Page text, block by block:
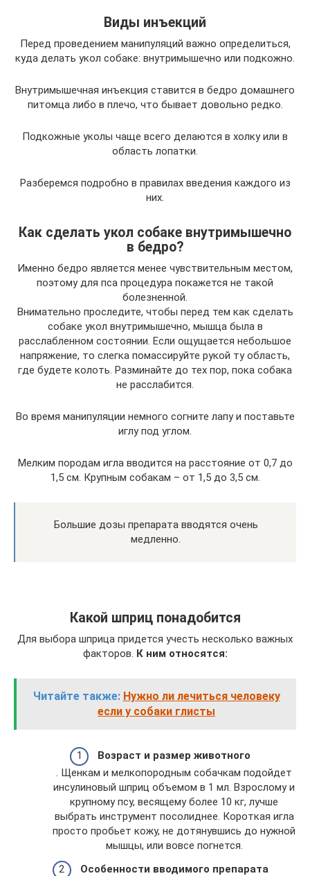
Виды инъекций
Перед проведением манипуляций важно определиться,
куда делать укол собаке: внутримышечно или подкожно.
Внутримышечная инъекция ставится в бедро домашнего
питомца либо в плечо, что бывает довольно редко.
Подкожные уколы чаще всего делаются в холку или в
область лопатки.
Разберемся подробно в правилах введения каждого из
них.
Как сделать укол собаке внутримышечно
в бедро?
Именно бедро является менее чувствительным местом,
поэтому для пса процедура покажется не такой
болезненной.
Внимательно проследите, чтобы перед тем как сделать
собаке укол внутримышечно, мышца была в
расслабленном состоянии. Если ощущается небольшое
напряжение, то слегка помассируйте рукой ту область,
где будете колоть. Разминайте до тех пор, пока собака
не расслабится.
Во время манипуляции немного согните лапу и поставьте
иглу под углом.
Мелким породам игла вводится на расстояние от 0,7 до
1,5 см. Крупным собакам – от 1,5 до 3,5 см.
Большие дозы препарата вводятся очень
медленно.
Какой шприц понадобится
Для выбора шприца придется учесть несколько важных
факторов. К ним относятся:
Читайте также: Нужно ли лечиться человеку
если у собаки глисты
Возраст и размер животного
. Щенкам и мелкопородным собачкам подойдет
инсулиновый шприц объемом в 1 мл. Взрослому и
крупному псу, весящему более 10 кг, лучше
выбрать инструмент посолиднее. Короткая игла
просто пробьет кожу, не дотянувшись до нужной
мышцы, или вовсе погнется.
Особенности вводимого препарата